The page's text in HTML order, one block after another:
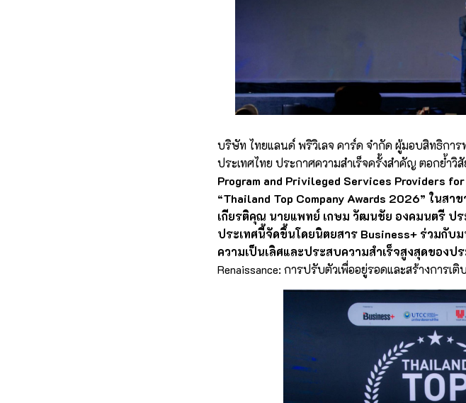
บริษัท ไทยแลนด์ พริวิเลจ คาร์ด จำกัด ผู้มอบสิทธิก
ประเทศไทย ประกาศความสำเร็จครั้งสำคัญ ตอกย้ำวิ
Program and Privileged Services Providers
“Thailand Top Company Awards 2026” ในสา
เกียรติคุณ นายแพทย์ เกษม วัฒนชัย องคมนตรี ปร
ประเทศนี้จัดขึ้นโดยนิตยสาร Business+ ร่วมกับ
ความเป็นเลิศและประสบความสำเร็จสูงสุดของปร
Renaissance: การปรับตัวเพื่ออยู่รอดและสร้างการเติ